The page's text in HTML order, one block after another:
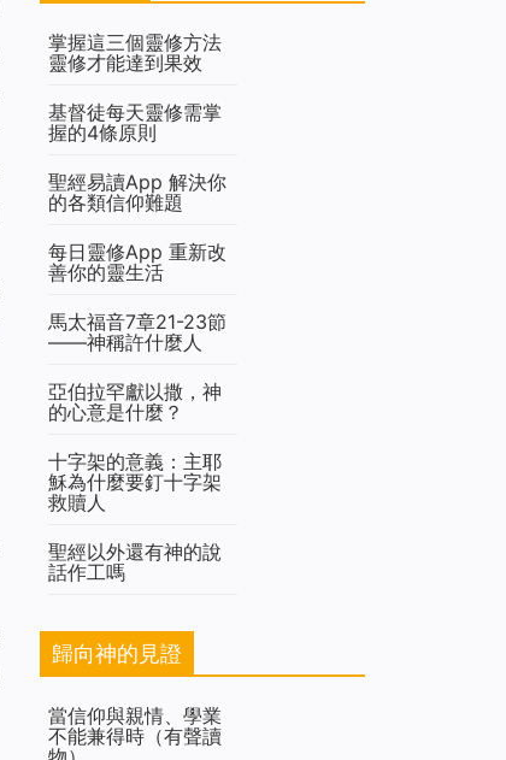
掌握這三個靈修方法
靈修才能達到果效
基督徒每天靈修需掌
握的4條原則
聖經易讀App 解決你
的各類信仰難題
每日靈修App 重新改
善你的靈生活
馬太福音7章21-23節
——神稱許什麼人
亞伯拉罕獻以撒，神
的心意是什麼？
十字架的意義：主耶
穌為什麼要釘十字架
救贖人
聖經以外還有神的說
話作工嗎
歸向神的見證
當信仰與親情、學業
不能兼得時（有聲讀